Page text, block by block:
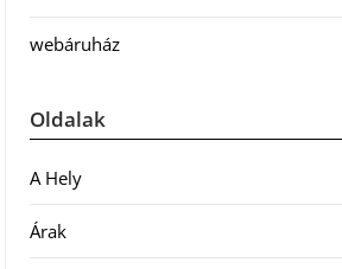
webáruház
Oldalak
A Hely
Árak